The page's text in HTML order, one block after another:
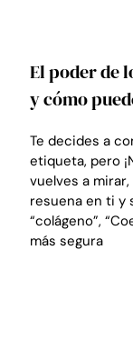
El poder de
y cómo
Te decides a
etiqueta, pero
vuelves a
resuena en ti y
“colágeno”,
más segura